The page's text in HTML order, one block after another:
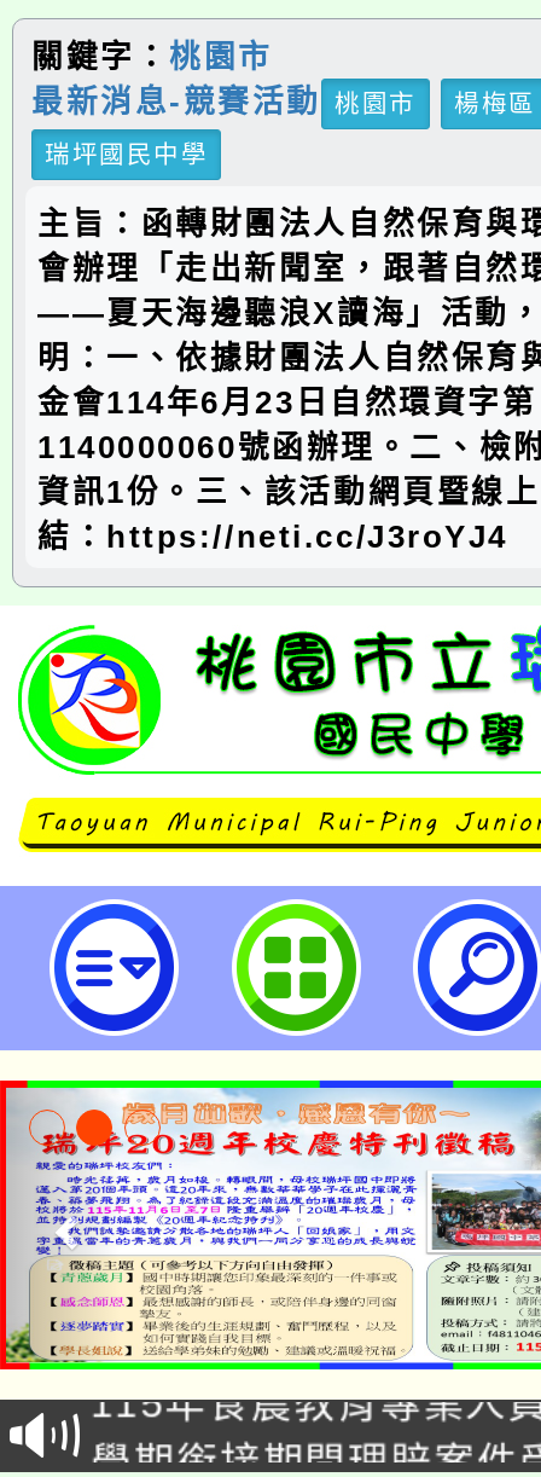
關鍵字：桃園市
最新消息-競賽活動
桃園市
楊梅區
瑞坪國民中學
主旨：函轉財團法人自然保育與
會辦理「走出新聞室，跟著自然
——夏天海邊聽浪X讀海」活動
明：一、依據財團法人自然保育
金會114年6月23日自然環資字第
1140000060號函辦理。二、檢
資訊1份。三、該活動網頁暨線
結：https://neti.cc/J3roYJ4
「走出新聞室，跟著自然環資一
聽浪 X 讀海」活動-桃園市立瑞坪
淨零綠生活教案入校路
會
115年食農教育專業人
程
學期銜接期間理賠案件